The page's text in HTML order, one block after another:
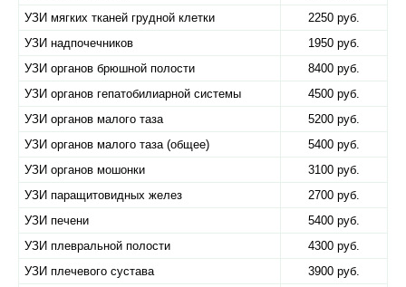
УЗИ мягких тканей грудной клетки
2250 руб.
УЗИ надпочечников
1950 руб.
УЗИ органов брюшной полости
8400 руб.
УЗИ органов гепатобилиарной системы
4500 руб.
УЗИ органов малого таза
5200 руб.
УЗИ органов малого таза (общее)
5400 руб.
УЗИ органов мошонки
3100 руб.
УЗИ паращитовидных желез
2700 руб.
УЗИ печени
5400 руб.
УЗИ плевральной полости
4300 руб.
УЗИ плечевого сустава
3900 руб.